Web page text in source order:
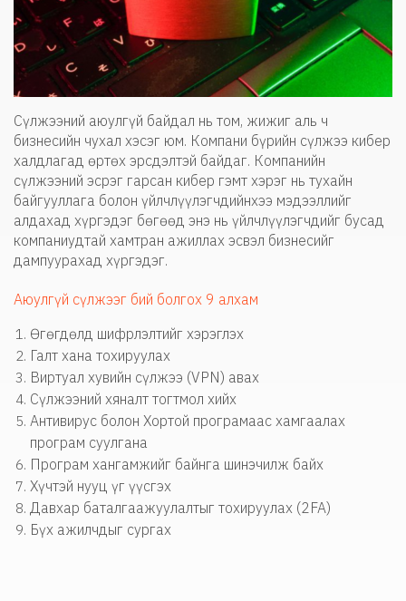
Сүлжээний аюулгүй байдал нь том, жижиг аль ч
бизнесийн чухал хэсэг юм. Компани бүрийн сүлжээ кибер
халдлагад өртөх эрсдэлтэй байдаг. Компанийн
сүлжээний эсрэг гарсан кибер гэмт хэрэг нь тухайн
байгууллага болон үйлчлүүлэгчдийнхээ мэдээллийг
алдахад хүргэдэг бөгөөд энэ нь үйлчлүүлэгчдийг бусад
компаниудтай хамтран ажиллах эсвэл бизнесийг
дампуурахад хүргэдэг.
Аюулгүй сүлжээг бий болгох 9 алхам
Өгөгдөлд шифрлэлтийг хэрэглэх
Галт хана тохируулах
Виртуал хувийн сүлжээ (VPN) авах
Сүлжээний хяналт тогтмол хийх
Антивирус болон Хортой програмаас хамгаалах
програм суулгана
Програм хангамжийг байнга шинэчилж байх
Хүчтэй нууц үг үүсгэх
Давхар баталгаажуулалтыг тохируулах (2FA)
Бүх ажилчдыг сургах